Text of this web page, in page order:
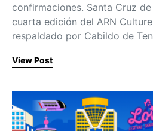
confirmaciones. Santa Cruz
cuarta edición del ARN
respaldado por Cabildo de
View Post